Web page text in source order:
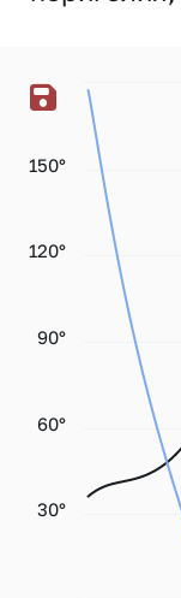
30°
60°
90°
120°
150°